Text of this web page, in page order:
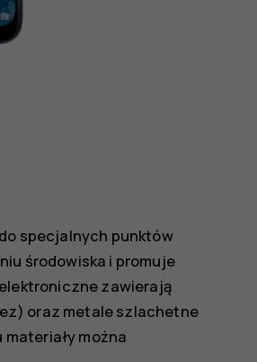
specjalnych punktów
środowiska i promuje
zawierają
oraz metale szlachetne
można